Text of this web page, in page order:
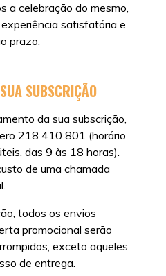
a celebração do mesmo,
satisfatória e
prazo.
SUBSCRIÇÃO
da sua subscrição,
218 410 801 (horário
das 9 às 18 horas).
de uma chamada
todos os envios
promocional serão
exceto aqueles
de entrega.